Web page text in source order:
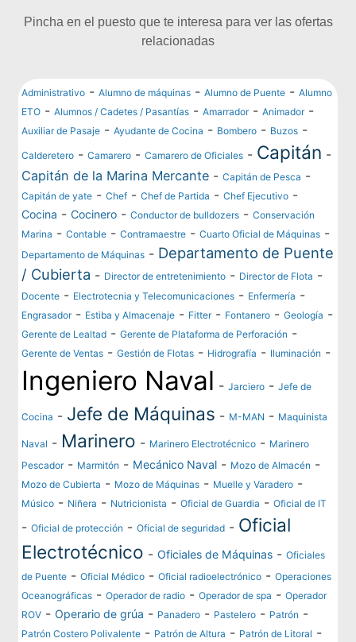
Pincha en el puesto que te interesa para ver las ofertas
relacionadas
Administrativo -Alumno de máquinas -Alumno de Puente -Alumno
ETO -Alumnos / Cadetes / Pasantías -Amarrador-Animador-
Auxiliar de Pasaje -Ayudante de Cocina - Bombero - Buzos -
Calderetero -Camarero -Camarero de Oficiales - Capitán -
Capitán de la Marina Mercante -Capitán de Pesca -
Capitán de yate -Chef -Chef de Partida -Chef Ejecutivo -
Cocina -Cocinero -Conductor de bulldozers -Conservación
Marina -Contable -Contramaestre -Cuarto Oficial de Máquinas -
Departamento de Máquinas - Departamento de Puente
/ Cubierta - Director de entretenimiento - Director de Flota -
Docente - Electrotecnia y Telecomunicaciones - Enfermería -
Engrasador- Estiba y Almacenaje - Fitter- Fontanero -Geología -
Gerente de Lealtad -Gerente de Plataforma de Perforación -
Gerente de Ventas -Gestión de Flotas - Hidrografía - Iluminación -
Ingeniero Naval -Jarciero -Jefe de
Cocina - Jefe de Máquinas - M-MAN - Maquinista
Naval - Marinero - Marinero Electrotécnico - Marinero
Pescador- Marmitón - Mecánico Naval - Mozo de Almacén -
Mozo de Cubierta - Mozo de Máquinas - Muelle y Varadero -
Músico - Niñera - Nutricionista -Oficial de Guardia -Oficial de IT
-Oficial de protección -Oficial de seguridad - Oficial
Electrotécnico -Oficiales de Máquinas -Oficiales
de Puente -Oficial Médico -Oficial radioelectrónico -Operaciones
Oceanográficas -Operador de radio -Operador de spa -Operador
ROV -Operario de grúa - Panadero - Pastelero - Patrón -
Patrón Costero Polivalente - Patrón de Altura - Patrón de Litoral -